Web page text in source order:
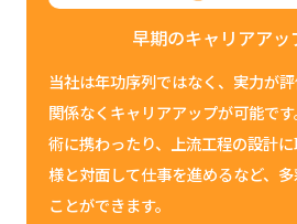
早期のキャリアアッ
当社は年功序列ではなく、実力が
関係なくキャリアアップが可能で
術に携わったり、上流工程の設計
様と対面して仕事を進めるなど、
ことができます。